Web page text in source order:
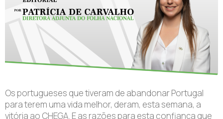
Os portugueses que tiveram de abandonar Portugal
para terem uma vida melhor, deram, esta semana, a
vitória ao CHEGA. E as razões para esta confiança que